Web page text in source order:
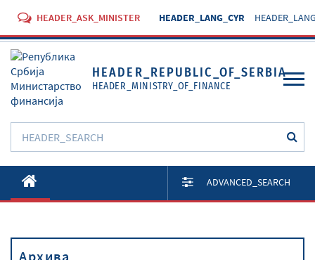
HEADER_ASK_MINISTER HEADER_LANG_CYR
HEADER_REPUBLIC_OF_SERBIA
HEADER_MINISTRY_OF_FINANCE
O Министарству
Активности
ADVANCED_SEARCH
Архива